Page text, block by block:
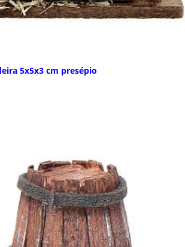
5x5x3 cm presépio